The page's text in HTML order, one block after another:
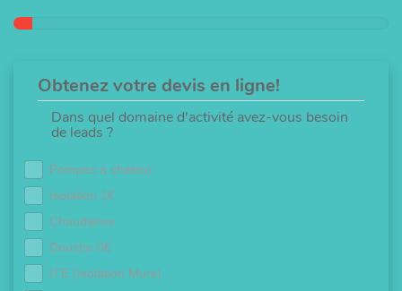
Obtenez votre devis en ligne!
Dans quel domaine d'activité avez-vous besoin
de leads ?
Pompes à chaleur
Isolation 1€
Chaudières
Douche 0€
ITE (Isolation Murs)